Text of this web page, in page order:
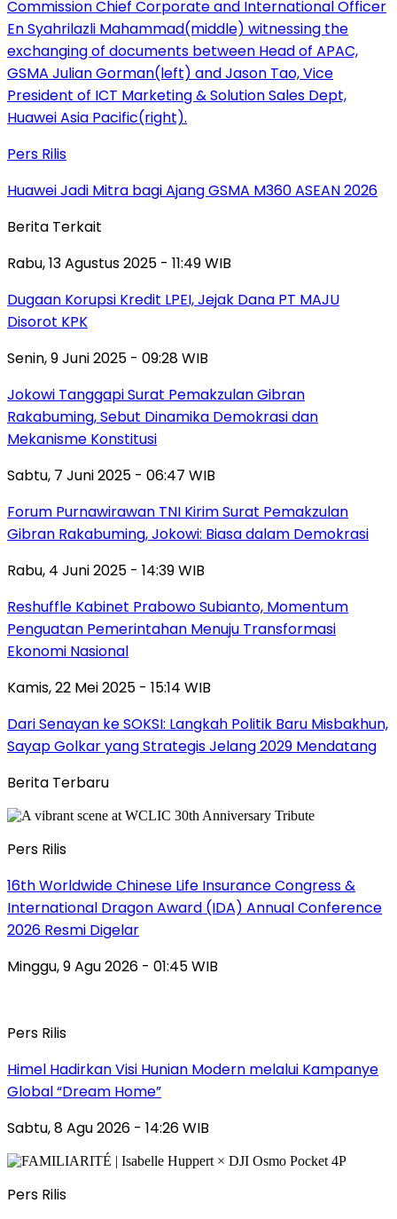
Pers Rilis
Huawei Jadi Mitra bagi Ajang GSMA M360 ASEAN 2026
Berita Terkait
Rabu, 13 Agustus 2025 - 11:49 WIB
Dugaan Korupsi Kredit LPEI, Jejak Dana PT MAJU
Disorot KPK
Senin, 9 Juni 2025 - 09:28 WIB
Jokowi Tanggapi Surat Pemakzulan Gibran
Rakabuming, Sebut Dinamika Demokrasi dan
Mekanisme Konstitusi
Sabtu, 7 Juni 2025 - 06:47 WIB
Forum Purnawirawan TNI Kirim Surat Pemakzulan
Gibran Rakabuming, Jokowi: Biasa dalam Demokrasi
Rabu, 4 Juni 2025 - 14:39 WIB
Reshuffle Kabinet Prabowo Subianto, Momentum
Penguatan Pemerintahan Menuju Transformasi
Ekonomi Nasional
Kamis, 22 Mei 2025 - 15:14 WIB
Dari Senayan ke SOKSI: Langkah Politik Baru Misbakhun,
Sayap Golkar yang Strategis Jelang 2029 Mendatang
Berita Terbaru
Pers Rilis
16th Worldwide Chinese Life Insurance Congress &
International Dragon Award (IDA) Annual Conference
2026 Resmi Digelar
Minggu, 9 Agu 2026 - 01:45 WIB
Pers Rilis
Himel Hadirkan Visi Hunian Modern melalui Kampanye
Global “Dream Home”
Sabtu, 8 Agu 2026 - 14:26 WIB
Pers Rilis